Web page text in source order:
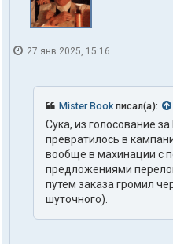
27 янв 2025, 15:16
Mister Bookписал(а):
Сука, из голосование
превратилось в
вообще в махинации с
предложениями
путем заказа громил
шуточного).